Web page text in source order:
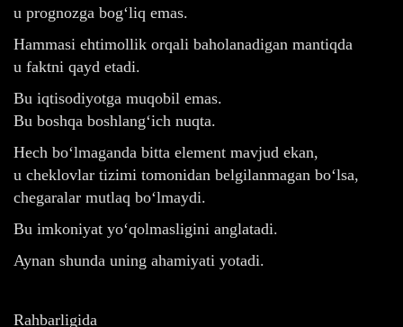
u prognozga bog‘liq emas.
Hammasi ehtimollik orqali baholanadigan mantiqda
u faktni qayd etadi.
Bu iqtisodiyotga muqobil emas.
Bu boshqa boshlang‘ich nuqta.
Hech bo‘lmaganda bitta element mavjud ekan,
u cheklovlar tizimi tomonidan belgilanmagan bo‘lsa,
chegaralar mutlaq bo‘lmaydi.
Bu imkoniyat yo‘qolmasligini anglatadi.
Aynan shunda uning ahamiyati yotadi.
Rahbarligida